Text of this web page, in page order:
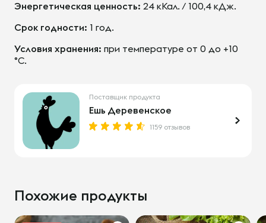
Энергетическая ценность: 24 кКал. / 100,4 кДж.
Срок годности: 1 год.
Условия хранения: при температуре от 0 до +10
°С.
Поставщик продукта
Ешь Деревенское
1159 отзывов
Похожие продукты